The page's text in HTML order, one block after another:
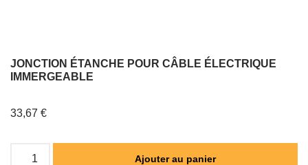
JONCTION ÉTANCHE POUR CÂBLE ÉLECTRIQUE
IMMERGEABLE
33,67 €
Ajouter au panier